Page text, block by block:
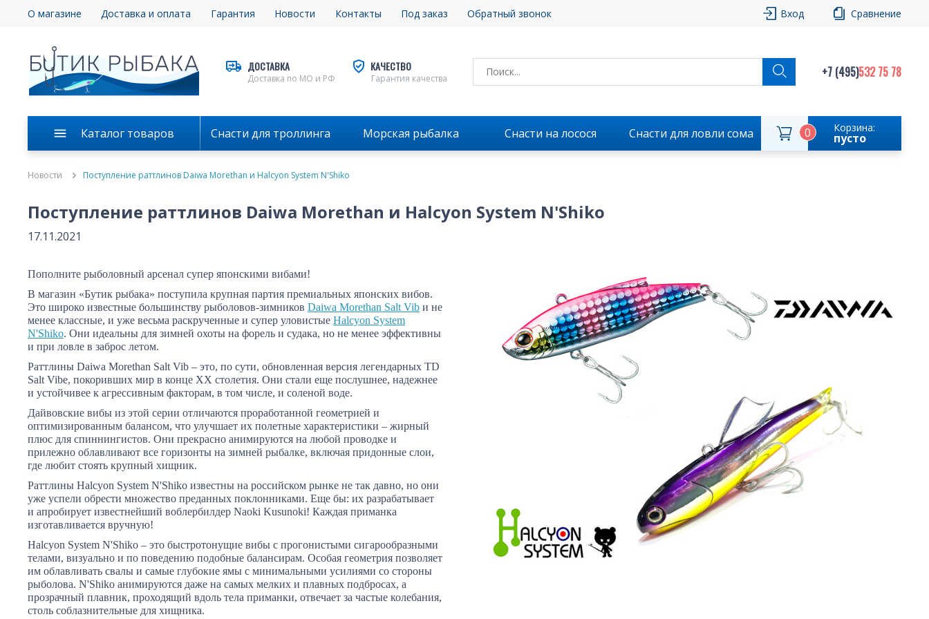
О магазине Доставка и оплата Гарантия Новости Контакты Под заказ Обратный звонок Вход Сравнение
ДОСТАВКА
Доставка по МО и РФ
КАЧЕСТВО
Гарантия качества +7 (495)532 75 78
Каталог товаров Снасти для троллинга Морская рыбалка Снасти на лосося Снасти для ловли сома Корзина:
пусто
0
Новости Поступление раттлинов Daiwa Morethan и Halcyon System N'Shiko
Поступление раттлинов Daiwa Morethan и Halcyon System N'Shiko
17.11.2021
Пополните рыболовный арсенал супер японскими вибами!
В магазин «Бутик рыбака» поступила крупная партия премиальных японских вибов.
Это широко известные большинству рыболовов-зимников Daiwa Morethan Salt Vib и не
менее классные, и уже весьма раскрученные и супер уловистые Halcyon System
N'Shiko. Они идеальны для зимней охоты на форель и судака, но не менее эффективны
и при ловле в заброс летом.
Раттлины Daiwa Morethan Salt Vib – это, по сути, обновленная версия легендарных TD
Salt Vibe, покоривших мир в конце XX столетия. Они стали еще послушнее, надежнее
и устойчивее к агрессивным факторам, в том числе, и соленой воде.
Дайвовские вибы из этой серии отличаются проработанной геометрией и
оптимизированным балансом, что улучшает их полетные характеристики – жирный
плюс для спиннингистов. Они прекрасно анимируются на любой проводке и
прилежно облавливают все горизонты на зимней рыбалке, включая придонные слои,
где любит стоять крупный хищник.
Раттлины Halcyon System N'Shiko известны на российском рынке не так давно, но они
уже успели обрести множество преданных поклонниками. Еще бы: их разрабатывает
и апробирует известнейший воблербилдер Naoki Kusunoki! Каждая приманка
изготавливается вручную!
Halcyon System N'Shiko – это быстротонущие вибы с прогонистыми сигарообразными
телами, визуально и по поведению подобные балансирам. Особая геометрия позволяет
им облавливать свалы и самые глубокие ямы с минимальными усилиями со стороны
рыболова. N'Shiko анимируются даже на самых мелких и плавных подбросах, а
прозрачный плавник, проходящий вдоль тела приманки, отвечает за частые колебания,
столь соблазнительные для хищника.